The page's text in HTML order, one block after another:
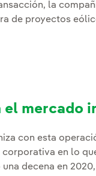
la
de proyectos
el mercado
con esta
en lo
decena en